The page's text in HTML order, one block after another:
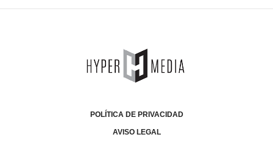
POLÍTICA DE PRIVACIDAD
AVISO LEGAL